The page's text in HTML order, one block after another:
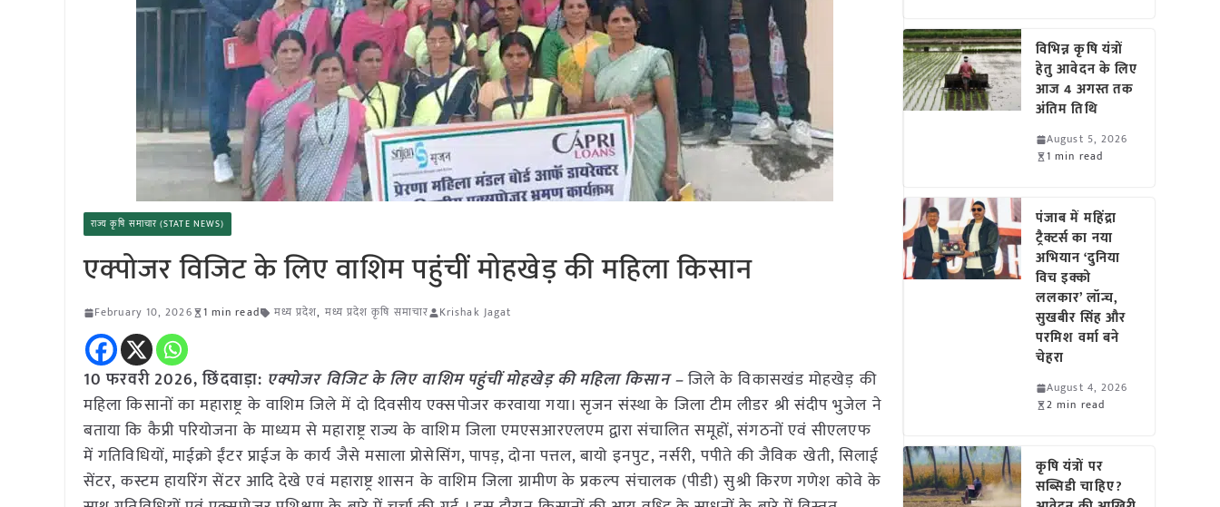
राज्य कृषि समाचार (STATE NEWS)
एक्पोजर विजिट के लिए वाशिम पहुंचीं मोहखेड़ की महिला किसान
February 10, 2026 1 min read मध्य प्रदेश, मध्य प्रदेश कृषि समाचार Krishak Jagat
10 फरवरी 2026,छिंदवाड़ा: एक्पोजर विजिट के लिए वाशिम पहुंचीं मोहखेड़ की महिला किसान –जिले के विकासखंड मोहखेड़ की
महिला किसानों का महाराष्ट्र के वाशिम जिले में दो दिवसीय एक्सपोजर करवाया गया। सृजन संस्था के जिला टीम लीडर श्री संदीप भुजेल ने
बताया कि कैप्री परियोजना के माध्यम से महाराष्ट्र राज्य के वाशिम जिला एमएसआरएलएम द्वारा संचालित समूहों, संगठनों एवं सीएलएफ
में गतिविधियों, माईक्रो ईंटर प्राईज के कार्य जैसे मसाला प्रोसेसिंग, पापड़, दोना पत्तल, बायो इनपुट, नर्सरी, पपीते की जैविक खेती, सिलाई
सेंटर, कस्टम हायरिंग सेंटर आदि देखे एवं महाराष्ट्र शासन के वाशिम जिला ग्रामीण के प्रकल्प संचालक (पीडी) सुश्री किरण गणेश कोवे के
विभिन्न कृषि यंत्रों
हेतु आवेदन के लिए
आज 4 अगस्त तक
अंतिम तिथि
August 5, 2026
1 min read
पंजाब में महिंद्रा
ट्रैक्टर्स का नया
अभियान ‘दुनिया
विच इक्को
ललकार’ लॉन्च,
सुखबीर सिंह और
परमिश वर्मा बने
चेहरा
August 4, 2026
2 min read
कृषि यंत्रों पर
सब्सिडी चाहिए?